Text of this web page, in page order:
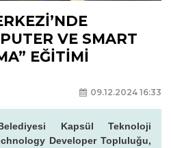
VE SMART
EĞİTİMİ
09.12.2024 16:33
Kapsül Teknoloji
Developer Topluluğu,